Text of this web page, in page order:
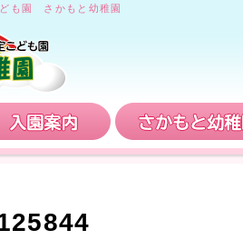
も園 さかもと幼稚園
入園案内